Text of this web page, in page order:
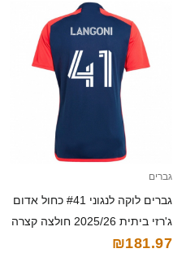
גברים
גברים לוקה לנגוני #41 כחול אדום
ג'רזי ביתית 2025/26 חולצה קצרה
₪181.97